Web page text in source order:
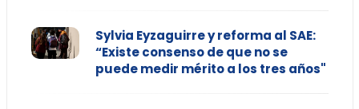
Sylvia Eyzaguirre y reforma al SAE:
“Existe consenso de que no se
puede medir mérito a los tres años"